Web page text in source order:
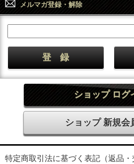
メルマガ登録・解除
ショップ ログ
ショップ 新規会
特定商取引法に基づく表記（返品・